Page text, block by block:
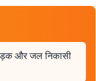
और जल निकासी